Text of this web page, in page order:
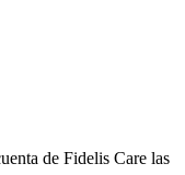
de Fidelis Care las